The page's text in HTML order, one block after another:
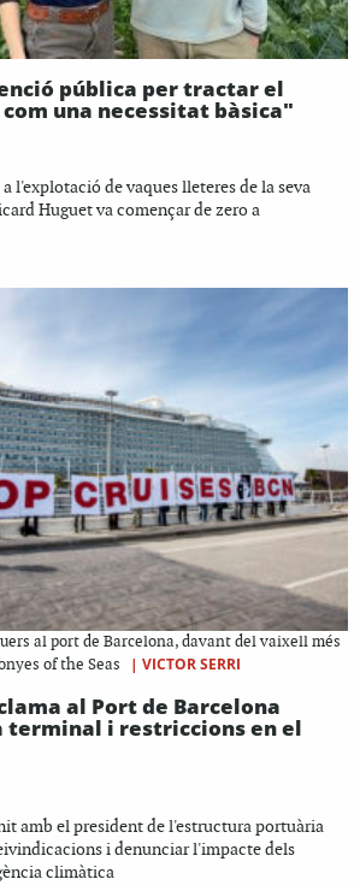
pública per tractar el
una necessitat bàsica"
l'explotació de vaques lleteres de la seva
Huguet va començar de zero a
al port de Barcelona, davant del vaixell més
of the Seas
| VICTOR SERRI
al Port de Barcelona
terminal i restriccions en el
amb el president de l'estructura portuària
i denunciar l'impacte dels
climàtica